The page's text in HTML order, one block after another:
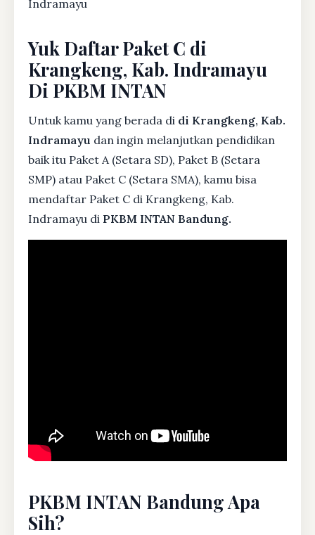
Indramayu
Yuk Daftar Paket C di
Krangkeng, Kab. Indramayu
Di PKBM INTAN
Untuk kamu yang berada di di Krangkeng, Kab.
Indramayu dan ingin melanjutkan pendidikan
baik itu Paket A (Setara SD), Paket B (Setara
SMP) atau Paket C (Setara SMA), kamu bisa
mendaftar Paket C di Krangkeng, Kab.
Indramayu di PKBM INTAN Bandung.
PKBM INTAN Bandung Apa
Sih?